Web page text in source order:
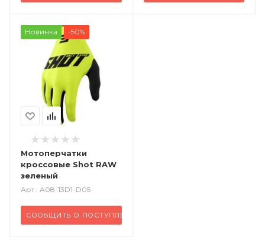
Новинка -50%
Мотоперчатки
кроссовые Shot RAW
зеленый
Арт.: A08-13D1-D05
СООБЩИТЬ О ПОСТУПЛЕНИИ